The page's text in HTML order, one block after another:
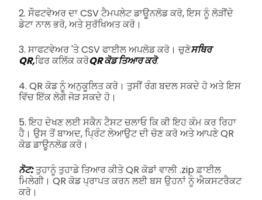
2. ਸੌਫਟਵੇਅਰ ਦਾ CSV ਟੈਮਪਲੇਟ ਡਾਊਨਲੋਡ ਕਰੋ, ਇਸ ਨੂੰ ਲੋੜੀਂਦੇ
ਡੇਟਾ ਨਾਲ ਭਰੋ, ਅਤੇ ਸੁਰੱਖਿਅਤ ਕਰੋ।
3. ਸਾਫਟਵੇਅਰ 'ਤੇ CSV ਫਾਈਲ ਅਪਲੋਡ ਕਰੋ। ਚੁਣੋਸਥਿਰ
QR,ਫਿਰ ਕਲਿੱਕ ਕਰੋQR ਕੋਡ ਤਿਆਰ ਕਰੋ.
4. QR ਕੋਡ ਨੂੰ ਅਨੁਕੂਲਿਤ ਕਰੋ। ਤੁਸੀਂ ਰੰਗ ਬਦਲ ਸਕਦੇ ਹੋ ਅਤੇ ਇਸ
ਵਿੱਚ ਇੱਕ ਲੋਗੋ ਜੋੜ ਸਕਦੇ ਹੋ।
5. ਇਹ ਦੇਖਣ ਲਈ ਸਕੈਨ ਟੈਸਟ ਚਲਾਓ ਕਿ ਕੀ ਇਹ ਕੰਮ ਕਰ ਰਿਹਾ
ਹੈ। ਉਸ ਤੋਂ ਬਾਅਦ, ਪ੍ਰਿੰਟ ਲੇਆਉਟ ਦੀ ਚੋਣ ਕਰੋ ਅਤੇ ਆਪਣੇ QR
ਕੋਡ ਡਾਊਨਲੋਡ ਕਰੋ।
ਨੋਟ:ਤੁਹਾਨੂੰ ਤੁਹਾਡੇ ਤਿਆਰ ਕੀਤੇ QR ਕੋਡਾਂ ਵਾਲੀ .zip ਫ਼ਾਈਲ
ਮਿਲੇਗੀ। QR ਕੋਡ ਪ੍ਰਾਪਤ ਕਰਨ ਲਈ ਬਸ ਉਹਨਾਂ ਨੂੰ ਐਕਸਟਰੈਕਟ
ਕਰੋ।